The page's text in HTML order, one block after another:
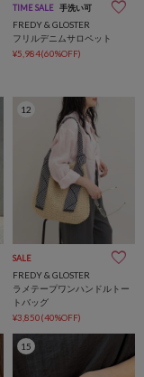
TIME SALE 手洗い可
FREDY & GLOSTER
フリルデニムサロペット
¥5,984(60%OFF)
12
SALE
FREDY & GLOSTER
ラメテープワンハンドルトー
トバッグ
¥3,850(40%OFF)
15